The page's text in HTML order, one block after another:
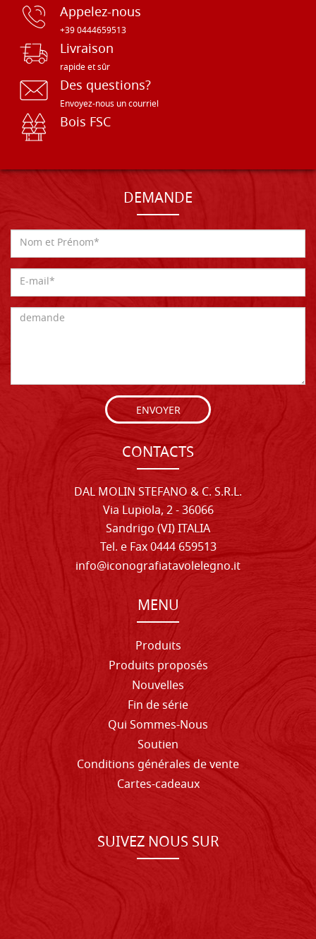
Appelez-nous
+39 0444659513
Livraison
rapide et sûr
Des questions?
Envoyez-nous un courriel
Bois FSC
DEMANDE
ENVOYER
CONTACTS
DAL MOLIN STEFANO & C. S.R.L.
Via Lupiola, 2 - 36066
Sandrigo (VI) ITALIA
Tel. e Fax 0444 659513
info@iconografiatavolelegno.it
MENU
Produits
Produits proposés
Nouvelles
Fin de série
Qui Sommes-Nous
Soutien
Conditions générales de vente
Cartes-cadeaux
SUIVEZ NOUS SUR